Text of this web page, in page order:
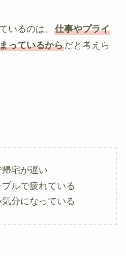
いるのは、 仕事やプライ
っているからだと考えら
宅が遅い
ルで疲れている
分になっている